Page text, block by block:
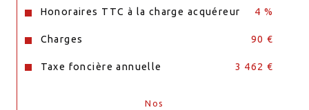
Honoraires TTC à la charge acquéreur 4 %
Charges 90 €
Taxe foncière annuelle 3 462 €
Nos